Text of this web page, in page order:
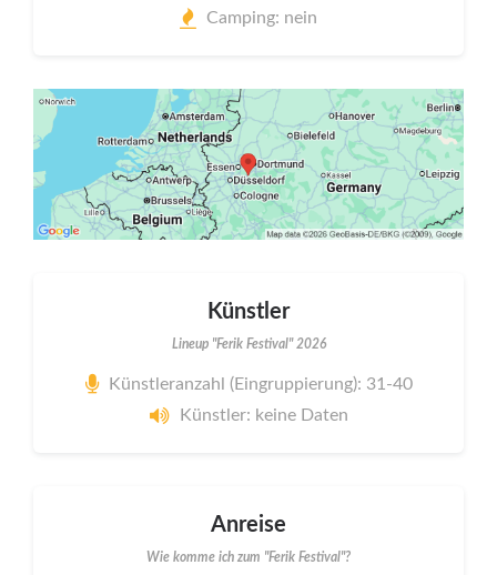
Camping: nein
Künstler
Lineup "Ferik Festival" 2026
Künstleranzahl (Eingruppierung): 31-40
Künstler: keine Daten
Anreise
Wie komme ich zum "Ferik Festival"?